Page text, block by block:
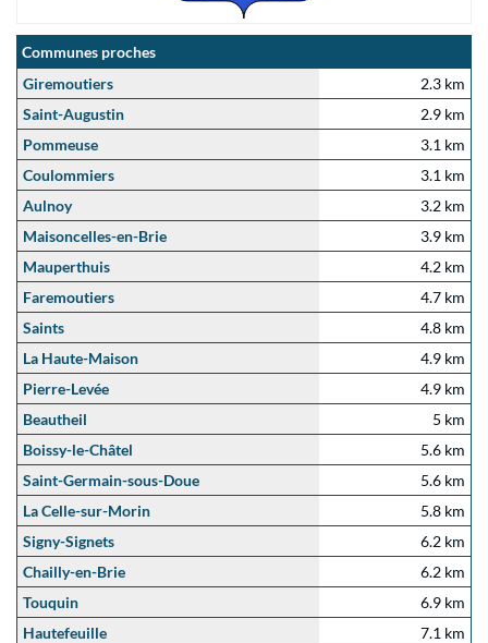
Communes proches
Giremoutiers
2.3 km
Saint-Augustin
2.9 km
Pommeuse
3.1 km
Coulommiers
3.1 km
Aulnoy
3.2 km
Maisoncelles-en-Brie
3.9 km
Mauperthuis
4.2 km
Faremoutiers
4.7 km
Saints
4.8 km
La Haute-Maison
4.9 km
Pierre-Levée
4.9 km
Beautheil
5 km
Boissy-le-Châtel
5.6 km
Saint-Germain-sous-Doue
5.6 km
La Celle-sur-Morin
5.8 km
Signy-Signets
6.2 km
Chailly-en-Brie
6.2 km
Touquin
6.9 km
Hautefeuille
7.1 km